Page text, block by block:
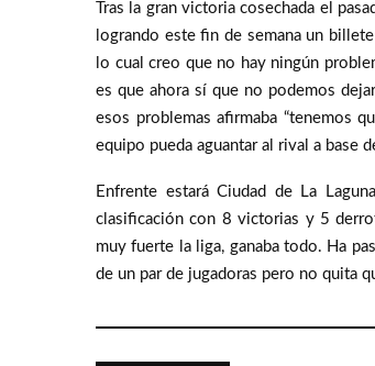
Tras la gran victoria cosechada el
logrando este fin de semana un
lo cual creo que no hay ningún
es que ahora sí que no podemos
esos problemas afirmaba “tenemos
equipo pueda aguantar al rival a base
Enfrente estará Ciudad de La
clasificación con 8 victorias y 5
muy fuerte la liga, ganaba todo. Ha
de un par de jugadoras pero no quita